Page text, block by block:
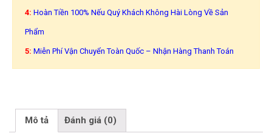
4: Hoàn Tiền 100% Nếu Quý Khách Không Hài Lòng Về Sản
Phẩm
5: Miễn Phí Vận Chuyển Toàn Quốc – Nhận Hàng Thanh Toán
Mô tả Đánh giá (0)